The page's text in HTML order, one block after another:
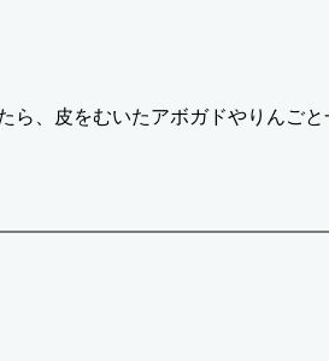
、皮をむいたアボガドやりんごと